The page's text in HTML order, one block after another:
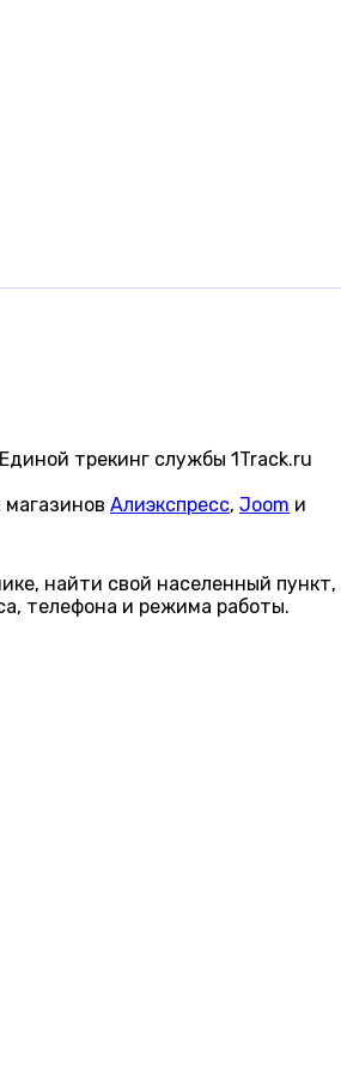
трекинг службы 1Track.ru
Алиэкспресс, Joom и
найти свой населенный пункт,
телефона и режима работы.